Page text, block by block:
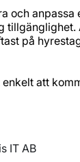
och anpassa
tillgänglighet.
på
att
IT AB